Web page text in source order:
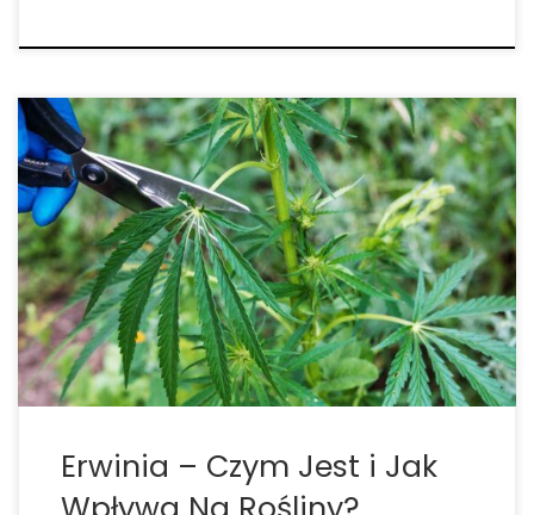
W rozległym królestwie mikroorganizmów Erwinia
wyłania się jako rodzaj bakterii z rodziny
Erwiniaceae, który przyciągnął uwagę naukowców,
rolników i biotechnologów. Chociaż niektóre
szczepy Erwinia zostały uznane za patogenne dla
roślin, inne okazały się sprzymierzeńcami w
produkcji przemysłowej i badaniach naukowych, […]
Erwinia – Czym Jest i Jak